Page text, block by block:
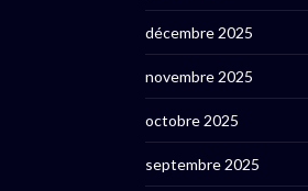
décembre 2025
novembre 2025
octobre 2025
septembre 2025